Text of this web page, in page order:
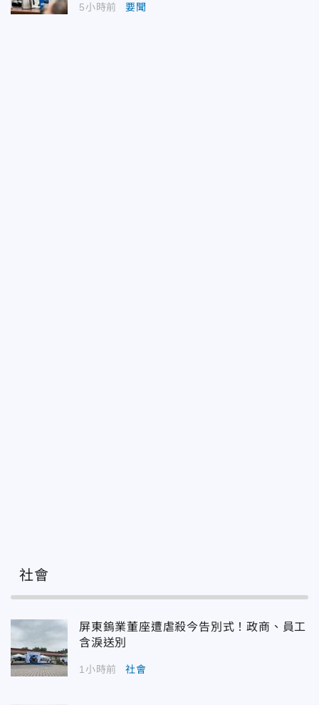
5小時前 要聞
社會
屏東鎢業董座遭虐殺今告別式！政商、員工
含淚送別
1小時前 社會